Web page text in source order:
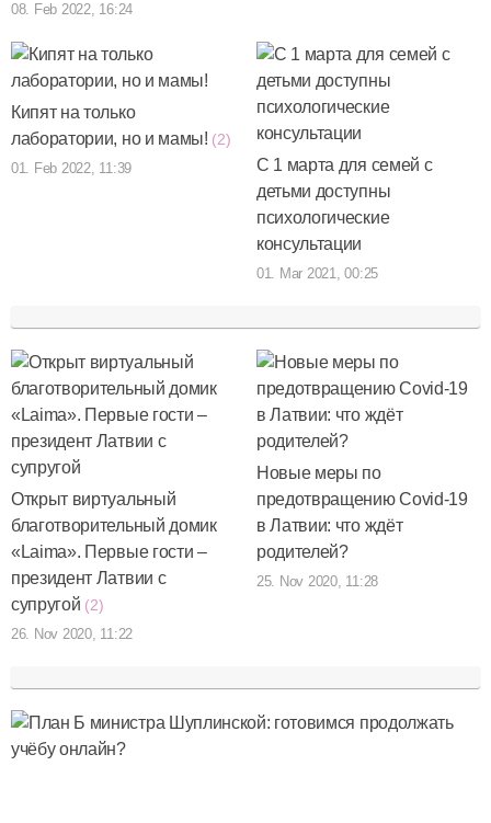
08. Feb 2022, 16:24
Кипят на только
лаборатории, но и мамы! (2)
01. Feb 2022, 11:39
С 1 марта для семей с
детьми доступны
психологические
консультации
01. Mar 2021, 00:25
Открыт виртуальный
благотворительный домик
«Laima». Первые гости –
президент Латвии с
супругой (2)
26. Nov 2020, 11:22
Новые меры по
предотвращению Covid-19
в Латвии: что ждёт
родителей?
25. Nov 2020, 11:28